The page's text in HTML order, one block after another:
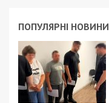
ПОПУЛЯРНІ НОВИНИ